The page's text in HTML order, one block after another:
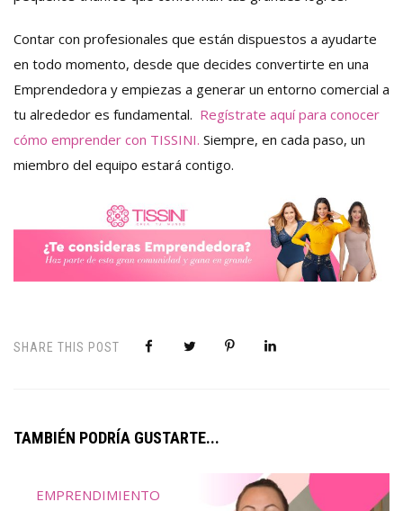
Contar con profesionales que están dispuestos a ayudarte
en todo momento, desde que decides convertirte en una
Emprendedora y empiezas a generar un entorno comercial a
tu alrededor es fundamental. Regístrate aquí para conocer
cómo emprender con TISSINI. Siempre, en cada paso, un
miembro del equipo estará contigo.
SHARE THIS POST
TAMBIÉN PODRÍA GUSTARTE...
EMPRENDIMIENTO